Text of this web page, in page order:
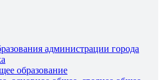
администрации города
образование